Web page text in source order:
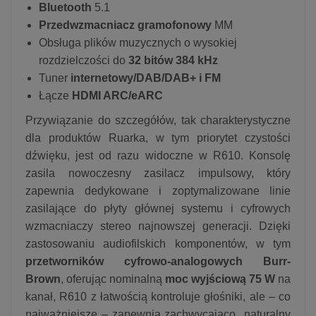
Bluetooth 5.1
Przedwzmacniacz gramofonowy MM
Obsługa plików muzycznych o wysokiej
rozdzielczości do 32 bitów 384 kHz
Tuner internetowy/DAB/DAB+ i FM
Łącze HDMI ARC/eARC
Przywiązanie do szczegółów, tak charakterystyczne
dla produktów Ruarka, w tym priorytet czystości
dźwięku, jest od razu widoczne w R610. Konsolę
zasila nowoczesny zasilacz impulsowy, który
zapewnia dedykowane i zoptymalizowane linie
zasilające do płyty głównej systemu i cyfrowych
wzmacniaczy stereo najnowszej generacji. Dzięki
zastosowaniu audiofilskich komponentów, w tym
przetworników cyfrowo-analogowych Burr-
Brown, oferując nominalną moc wyjściową 75 W na
kanał, R610 z łatwością kontroluje głośniki, ale – co